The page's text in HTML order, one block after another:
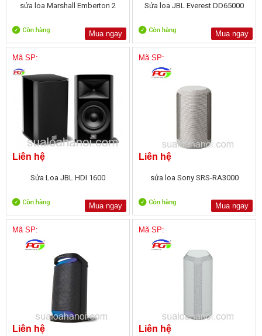
sửa loa Marshall Emberton 2
Mua ngay
Sửa loa JBL Everest DD65000
Mua ngay
Mã SP:
Liên hệ
Sửa Loa JBL HDI 1600
Mua ngay
Mã SP:
Liên hệ
sửa loa Sony SRS-RA3000
Mua ngay
Mã SP:
Liên hệ
Mã SP:
Liên hệ